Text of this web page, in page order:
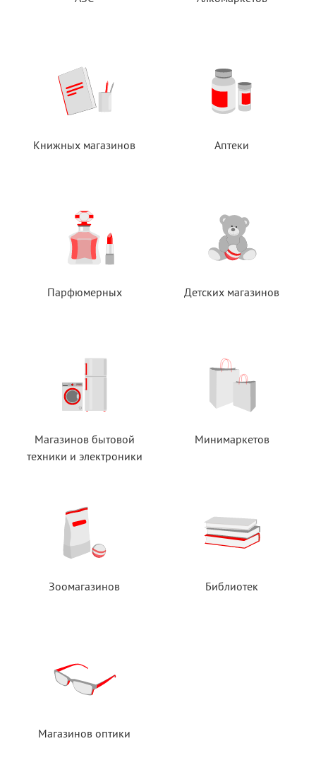
Книжных магазинов Аптеки
Парфюмерных Детских магазинов
Магазинов бытовой
техники и электроники
Минимаркетов
Зоомагазинов Библиотек
Магазинов оптики